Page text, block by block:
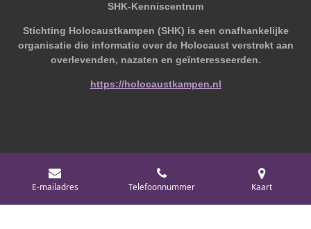
SHK-Kenniscentrum
Stichting Holocaustkampen (SHK) is een onafhankelijke
organisatie die informatie over de Holocaust verstrekt aan
overlevenden, nazaten en geïnteresseerden.
https://holocaustkampen.nl
© 2019 - 2026 Behoudvanoud
Powered byJouwWeb
E-mailadres Telefoonnummer Kaart